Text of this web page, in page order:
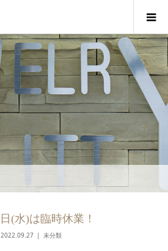
(水)は臨時休業！
2022.09.27 未分類